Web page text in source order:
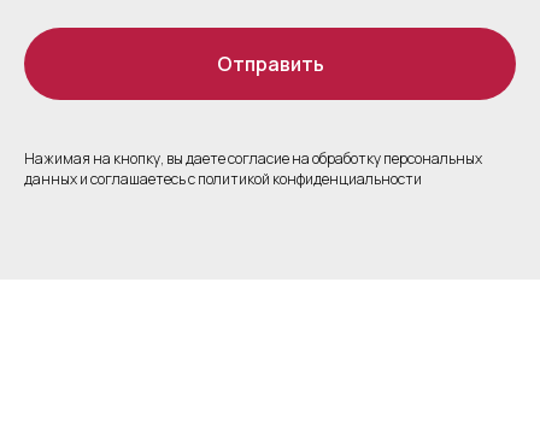
Отправить
Нажимая на кнопку, вы даете согласие на обработку персональных
данных и соглашаетесь c политикой конфиденциальности